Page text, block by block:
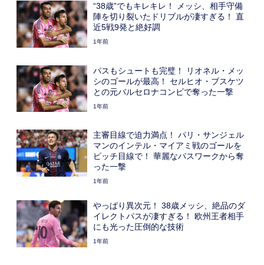
“38歳”でもキレキレ！ メッシ、相手守備
陣を切り裂いたドリブルが凄すぎる！ 直
近5戦9発と絶好調
1年前
パスもシュートも完璧！ リオネル・メッ
シのゴールが最高！ セルヒオ・ブスケツ
との元バルセロナコンビで奪った一撃
1年前
主審目線で迫力満点！ パリ・サンジェル
マンのインテル・マイアミ戦のゴールを
ピッチ目線で！ 華麗なパスワークから奪
った一撃
1年前
やっぱり異次元！ 38歳メッシ、絶品のダ
イレクトパスが凄すぎる！ 欧州王者相手
にも光った圧倒的な技術
1年前